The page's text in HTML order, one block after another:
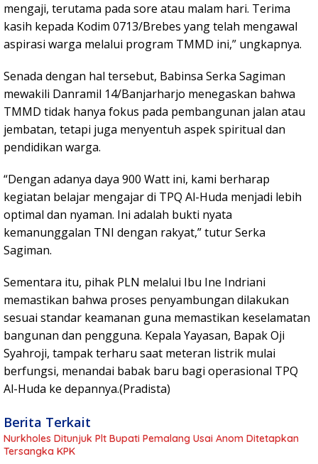
mengaji, terutama pada sore atau malam hari. Terima
kasih kepada Kodim 0713/Brebes yang telah mengawal
aspirasi warga melalui program TMMD ini,” ungkapnya.
Senada dengan hal tersebut, Babinsa Serka Sagiman
mewakili Danramil 14/Banjarharjo menegaskan bahwa
TMMD tidak hanya fokus pada pembangunan jalan atau
jembatan, tetapi juga menyentuh aspek spiritual dan
pendidikan warga.
“Dengan adanya daya 900 Watt ini, kami berharap
kegiatan belajar mengajar di TPQ Al-Huda menjadi lebih
optimal dan nyaman. Ini adalah bukti nyata
kemanunggalan TNI dengan rakyat,” tutur Serka
Sagiman.
Sementara itu, pihak PLN melalui Ibu Ine Indriani
memastikan bahwa proses penyambungan dilakukan
sesuai standar keamanan guna memastikan keselamatan
bangunan dan pengguna. Kepala Yayasan, Bapak Oji
Syahroji, tampak terharu saat meteran listrik mulai
berfungsi, menandai babak baru bagi operasional TPQ
Al-Huda ke depannya.(Pradista)
Berita Terkait
Nurkholes Ditunjuk Plt Bupati Pemalang Usai Anom Ditetapkan
Tersangka KPK